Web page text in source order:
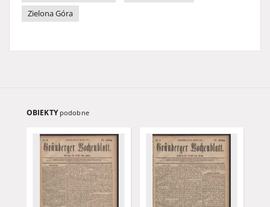
Zielona Góra
OBIEKTY podobne